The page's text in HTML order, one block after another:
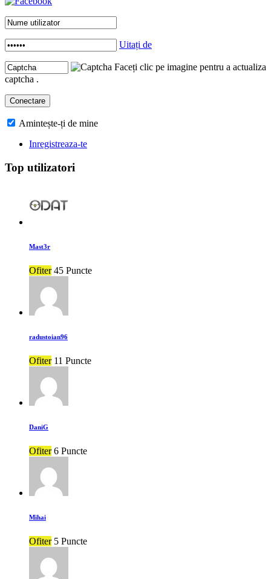
Uitați de
Faceți clic pe imagine pentru a actualiza
captcha .
Amintește-ți de mine
Inregistreaza-te
Top utilizatori
Mast3r
Ofiter 45 Puncte
radustoian96
Ofiter 11 Puncte
DaniG
Ofiter 6 Puncte
Mihai
Ofiter 5 Puncte